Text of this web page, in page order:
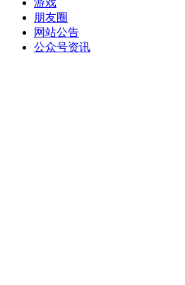
游戏
朋友圈
网站公告
公众号资讯